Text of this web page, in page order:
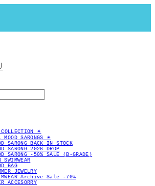
COLLECTION ✴︎
MOOD SARONGS ✴︎
SARONG BACK IN STOCK
SARONG 2026 DROP
SARONG -50% SALE (B-GRADE)
SWIMWEAR
BAG
JEWELRY
Archive Sale -70%
ACCESORRY